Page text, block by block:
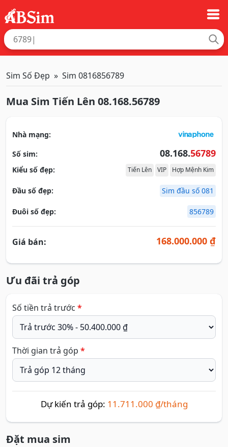
Sim Số Đẹp Sim 0816856789
Mua Sim Tiến Lên 08.168.56789
Nhà mạng:
Số sim:
08.168.56789
Kiểu số đẹp: Tiến Lên VIP Hợp Mệnh Kim
Đầu số đẹp: Sim đầu số 081
Đuôi số đẹp: 856789
Giá bán: 168.000.000 ₫
Ưu đãi trả góp
Số tiền trả trước *
Thời gian trả góp *
Dự kiến trả góp: 11.711.000 ₫/tháng
Đặt mua sim